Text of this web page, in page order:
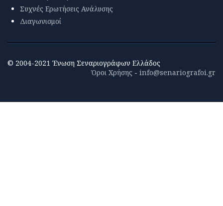
Συχνές Ερωτήσεις Ανάλυσης
Διαγωνισμοί
© 2004-2021 Ένωση Σεναριογράφων Ελλάδος
Όροι Χρήσης - info@senariografoi.gr